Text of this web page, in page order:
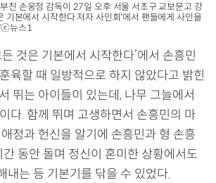
친 손웅정 감독이 27일 오후 서울 서초구 교보문고 강
기본에서 시작한다 저자 사인회'에서 팬들에게 사인을
뉴스1
것은 기본에서 시작한다’에서 손흥민
육할 때 일방적으로 하지 않았다고 밝힌
뛰는 아이들이 있는데, 나무 그늘에서
다. 함께 뛰며 고생하면서 손흥민의 마
정과 헌신을 알기에 손흥민과 형 손흥
동안 돌며 정신이 혼미한 상황에서도
내는 등 기본기를 닦을 수 있었다.